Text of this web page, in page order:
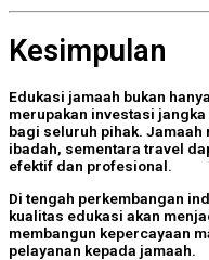
Kesimpulan
Edukasi jamaah bukan
merupakan investasi
bagi seluruh pihak.
ibadah, sementara travel
efektif dan profesional.
Di tengah perkembangan
kualitas edukasi akan
membangun kepercayaan
pelayanan kepada jamaah.